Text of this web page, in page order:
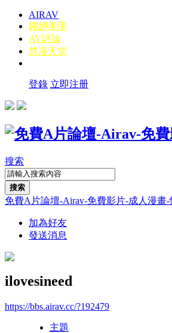
AIRAV
繩縛美學
AV評論
禁漫天堂
登錄 立即注册
搜索
搜索
免費A片論壇-Airav-免費影片-成人漫畫
加為好友
發送消息
ilovesineed
https://bbs.airav.cc/?192479
主題